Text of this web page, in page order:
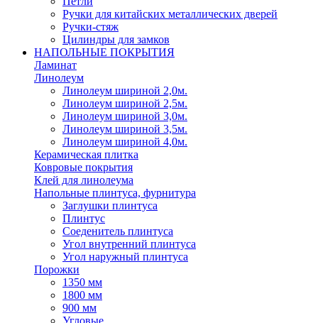
Ручки для китайских металлических дверей
Ручки-стяж
Цилиндры для замков
НАПОЛЬНЫЕ ПОКРЫТИЯ
Ламинат
Линолеум
Линолеум шириной 2,0м.
Линолеум шириной 2,5м.
Линолеум шириной 3,0м.
Линолеум шириной 3,5м.
Линолеум шириной 4,0м.
Керамическая плитка
Ковровые покрытия
Клей для линолеума
Напольные плинтуса, фурнитура
Заглушки плинтуса
Плинтус
Соеденитель плинтуса
Угол внутренний плинтуса
Угол наружный плинтуса
Порожки
1350 мм
1800 мм
900 мм
Угловые